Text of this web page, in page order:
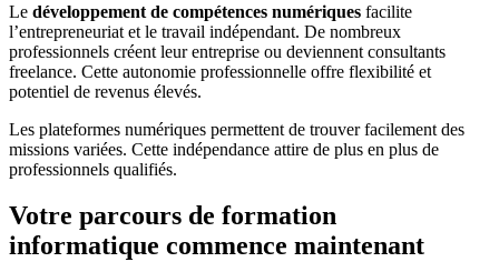
Le développement de compétences numériques facilite
l’entrepreneuriat et le travail indépendant. De nombreux
professionnels créent leur entreprise ou deviennent consultants
freelance. Cette autonomie professionnelle offre flexibilité et
potentiel de revenus élevés.
Les plateformes numériques permettent de trouver facilement des
missions variées. Cette indépendance attire de plus en plus de
professionnels qualifiés.
Votre parcours de formation
informatique commence maintenant